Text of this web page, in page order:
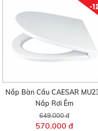
-
Nắp Bàn Cầu CAESAR
Nắp Rơi Êm
649.000 đ
570.000 đ